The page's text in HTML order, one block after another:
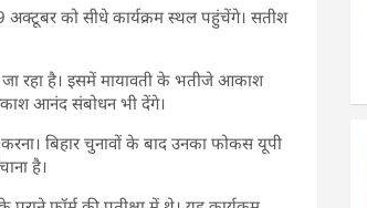
अक्टूबर को सीधे कार्यक्रम स्थल पहुंचेंगे। सतीश
रहा है। इसमें मायावती के भतीजे आकाश
आनंद संबोधन भी देंगे।
बिहार चुनावों के बाद उनका फोकस यूपी
है।